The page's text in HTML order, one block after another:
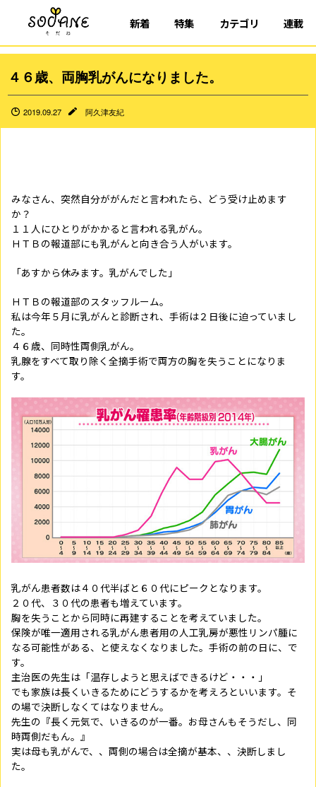
新着 特集 カテゴリ 連載
４６歳、両胸乳がんになりました。
2019.09.27 阿久津友紀
みなさん、突然自分ががんだと言われたら、どう受け止めます
か？
１１人にひとりがかかると言われる乳がん。
ＨＴＢの報道部にも乳がんと向き合う人がいます。
「あすから休みます。乳がんでした」
ＨＴＢの報道部のスタッフルーム。
私は今年５月に乳がんと診断され、手術は２日後に迫っていまし
た。
４６歳、同時性両側乳がん。
乳腺をすべて取り除く全摘手術で両方の胸を失うことになりま
す。
乳がん患者数は４０代半ばと６０代にピークとなります。
２０代、３０代の患者も増えています。
胸を失うことから同時に再建することを考えていました。
保険が唯一適用される乳がん患者用の人工乳房が悪性リンパ腫に
なる可能性がある、と使えなくなりました。手術の前の日に、で
す。
主治医の先生は「温存しようと思えばできるけど・・・」
でも家族は長くいきるためにどうするかを考えろといいます。そ
の場で決断しなくてはなりません。
先生の『長く元気で、いきるのが一番。お母さんもそうだし、同
時両側だもん。』
実は母も乳がんで、、両側の場合は全摘が基本、、決断しまし
た。